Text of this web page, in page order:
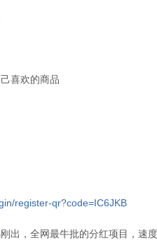
喜欢的商品
register-qr?code=IC6JKB
出，全网最牛批的分红项目，速